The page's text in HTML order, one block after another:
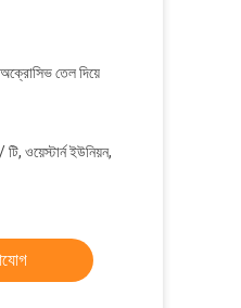
তেল দিয়ে
ওয়েস্টার্ন ইউনিয়ন,